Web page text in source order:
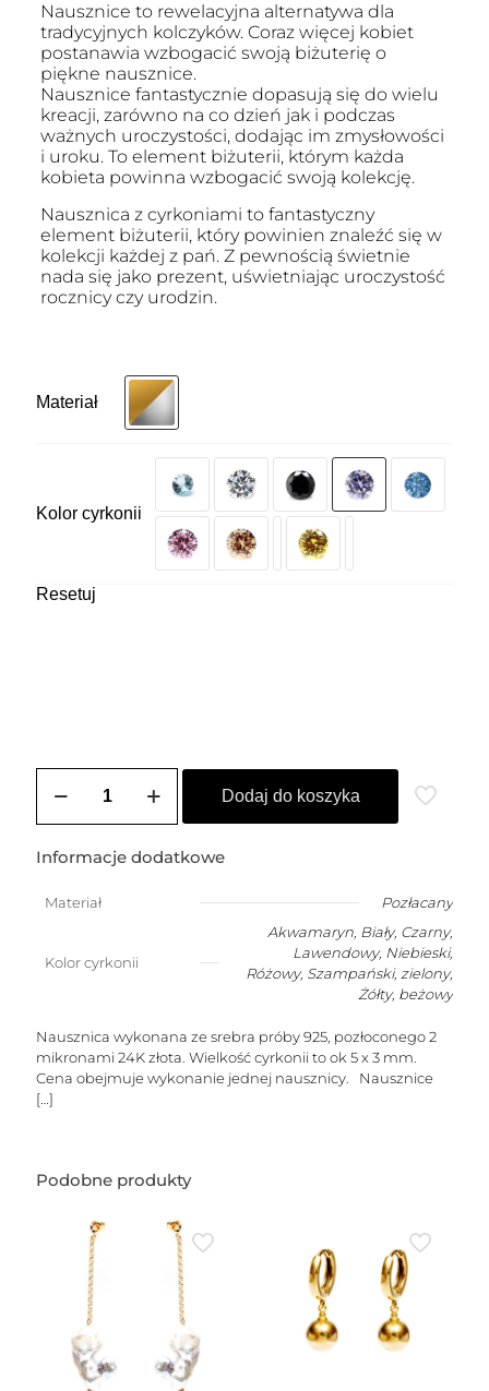
Nausznice to rewelacyjna alternatywa dla
tradycyjnych kolczyków. Coraz więcej kobiet
postanawia wzbogacić swoją biżuterię o
piękne nausznice.
Nausznice fantastycznie dopasują się do wielu
kreacji, zarówno na co dzień jak i podczas
ważnych uroczystości, dodając im zmysłowości
i uroku. To element biżuterii, którym każda
kobieta powinna wzbogacić swoją kolekcję.
Nausznica z cyrkoniami to fantastyczny
element biżuterii, który powinien znaleźć się w
kolekcji każdej z pań. Z pewnością świetnie
nada się jako prezent, uświetniając uroczystość
rocznicy czy urodzin.
Materiał
Kolor cyrkonii
Resetuj
Nausznica
2
Dodaj do koszyka
Informacje dodatkowe
Materiał Pozłacany
Kolor cyrkonii
Akwamaryn, Biały, Czarny,
Lawendowy, Niebieski,
Różowy, Szampański, zielony,
Żółty, beżowy
Nausznica wykonana ze srebra próby 925, pozłoconego 2
mikronami 24K złota. Wielkość cyrkonii to ok 5 x 3 mm.
Cena obejmuje wykonanie jednej nausznicy. Nausznice
[…]
Podobne produkty